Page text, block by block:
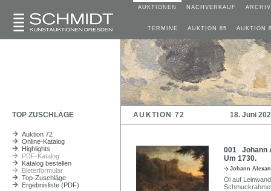
AUKTIONEN NACHVERKAUF ARCHIV
TERMINE AUKTION 85 AUKTION
TOP ZUSCHLÄGE AUKTION 72 18. Juni
Auktion 72
Online-Katalog
Highlights
PDF-Katalog
Katalog bestellen
Bieterformular
Top-Zuschläge
Ergebnisliste (PDF)
001 Johann
Um 1730.
Johann
Öl auf